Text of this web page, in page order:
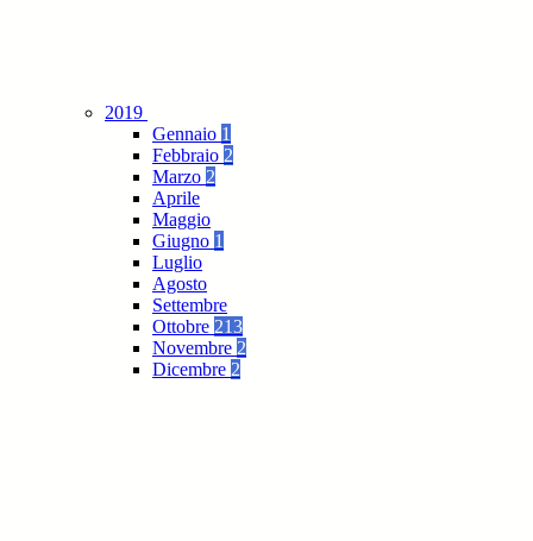
2019
Gennaio 1
Febbraio 2
Marzo 2
Aprile
Maggio
Giugno 1
Luglio
Agosto
Settembre
Ottobre 213
Novembre 2
Dicembre 2